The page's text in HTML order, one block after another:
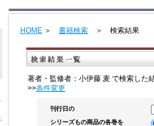
HOME ＞ 書籍検索 ＞ 検索結果
著者・監修者：小伊藤 麦 で検索した
>>条件変更
刊行日の
シリーズもの商品の各巻を